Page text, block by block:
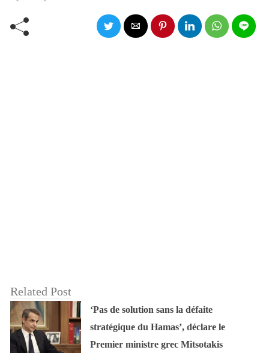
Related Post
‘Pas de solution sans la défaite
stratégique du Hamas’, déclare le
Premier ministre grec Mitsotakis